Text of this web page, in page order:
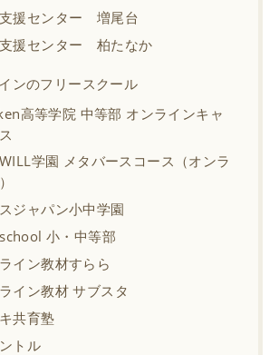
援センター 増尾台
援センター 柏たなか
ンのフリースクール
高等学院 中等部 オンラインキャ
学園 メタバースコース（オンラ
ジャパン小中学園
小・中等部
イン教材すらら
イン教材 サブスタ
共育塾
トル